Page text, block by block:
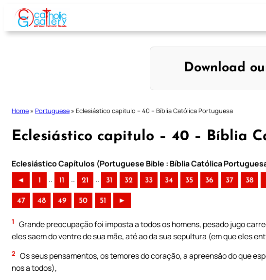
Skip
content
Download
Home » Portuguese » Eclesiástico capitulo – 40 – Bíblia Católica Portuguesa
Eclesiástico capitulo – 40 – Bíblia
Eclesiástico Capítulos (Portuguese Bible : Bíblia Católica
◄ 1 .. 11 .. 21 .. 31 32 33 34 35 36 37 38
47 48 49 50 51 ►
1
Grande preocupação foi imposta a todos os homens, pesado jugo
eles saem do ventre de sua mãe, até ao da sua sepultura (em que eles
2 Os seus pensamentos, os temores do coração, a apreensão do que
nos a todos),